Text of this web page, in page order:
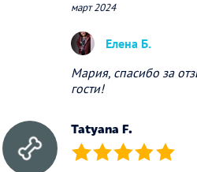
март 2024
Елена Б.
Мария, спасибо за
гости!
Tatyana F.
(*) (*) (*) (*) (*)